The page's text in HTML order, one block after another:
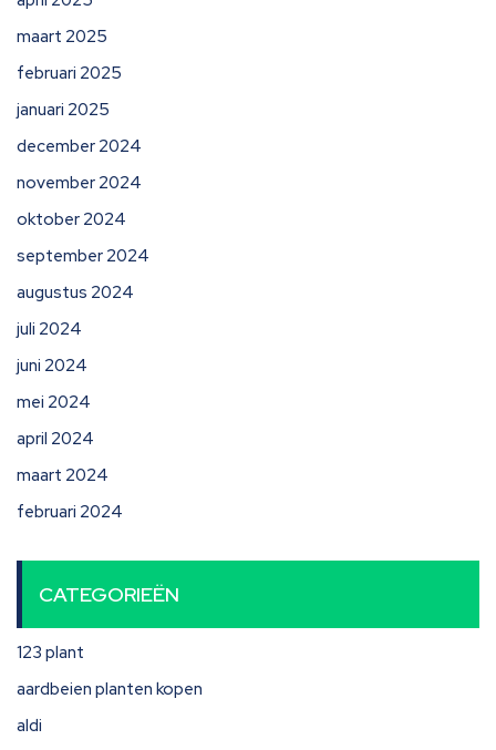
maart 2025
februari 2025
januari 2025
december 2024
november 2024
oktober 2024
september 2024
augustus 2024
juli 2024
juni 2024
mei 2024
april 2024
maart 2024
februari 2024
CATEGORIEËN
123 plant
aardbeien planten kopen
aldi